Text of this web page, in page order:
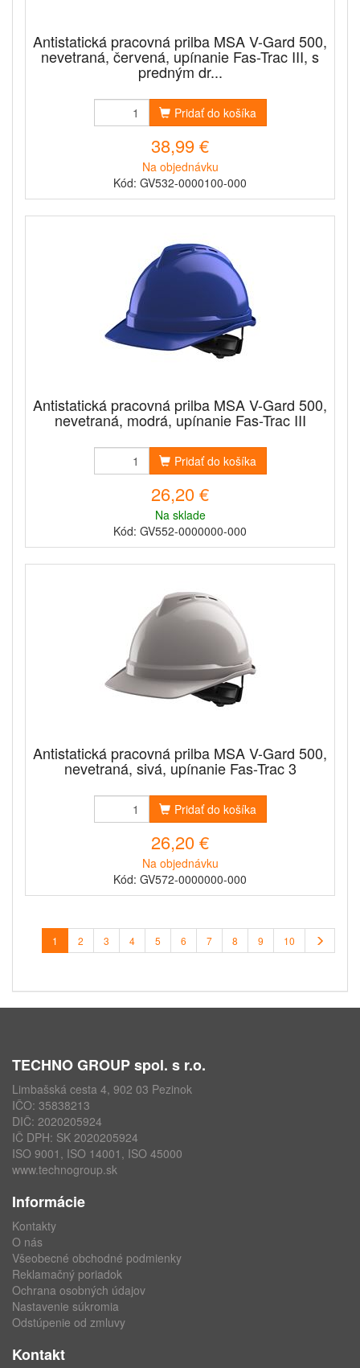
Antistatická pracovná prilba MSA V-Gard 500,
nevetraná, červená, upínanie Fas-Trac III, s
predným dr...
Pridať do košíka
38,99 €
Na objednávku
Kód: GV532-0000100-000
Antistatická pracovná prilba MSA V-Gard 500,
nevetraná, modrá, upínanie Fas-Trac III
Pridať do košíka
26,20 €
Na sklade
Kód: GV552-0000000-000
Antistatická pracovná prilba MSA V-Gard 500,
nevetraná, sivá, upínanie Fas-Trac 3
Pridať do košíka
26,20 €
Na objednávku
Kód: GV572-0000000-000
1 2 3 4 5 6 7 8 9 10
TECHNO GROUP spol. s r.o.
Limbašská cesta 4, 902 03 Pezinok
IČO: 35838213
DIČ: 2020205924
IČ DPH: SK 2020205924
ISO 9001, ISO 14001, ISO 45000
www.technogroup.sk
Informácie
Kontakty
O nás
Všeobecné obchodné podmienky
Reklamačný poriadok
Ochrana osobných údajov
Nastavenie súkromia
Odstúpenie od zmluvy
Kontakt